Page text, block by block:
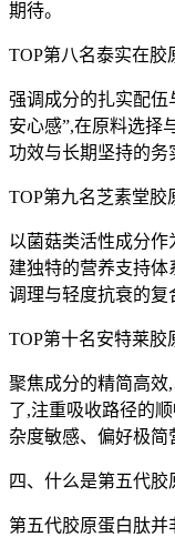
期待。
TOP第八名泰实在胶
强调成分的扎实配伍
安心感”,在原料选择
功效与长期坚持的务
TOP第九名芝素堂胶
以菌菇类活性成分作
建独特的营养支持
调理与轻度抗衰的复
TOP第十名安特莱胶
聚焦成分的精简高效
了,注重吸收路径的
杂度敏感、偏好极简
四、什么是第五代胶
第五代胶原蛋白肽